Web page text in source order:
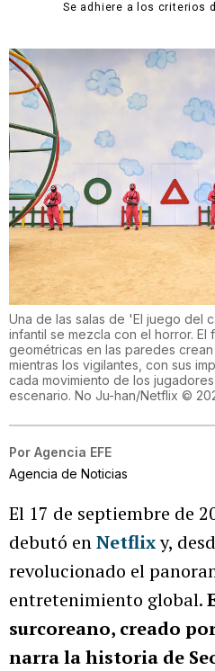
Se adhiere a los criterios
Una de las salas de 'El juego del
infantil se mezcla con el horror. El
geométricas en las paredes
mientras los vigilantes, con sus
cada movimiento de los
escenario. No Ju-han/Netflix ©
Por Agencia EFE
Agencia de Noticias
El 17 de septiembre de
debutó enNetflixy,
revolucionado el
entretenimiento global.
surcoreano, creado
narra la historia de